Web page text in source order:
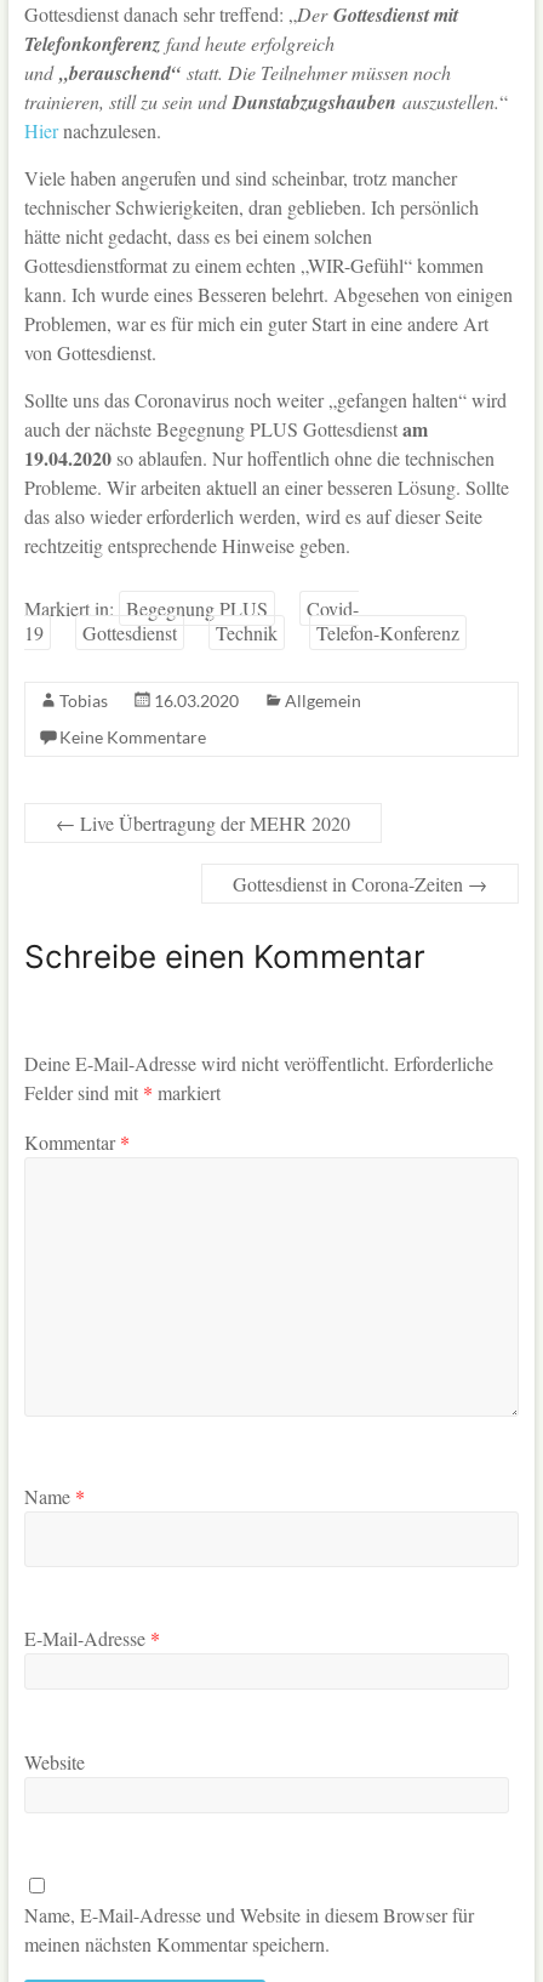
Gottesdienst danach sehr treffend: „DerGottesdienst mit
Telefonkonferenzfand heute erfolgreich
und„berauschend“statt. Die Teilnehmer müssen noch
trainieren, still zu sein undDunstabzugshauben auszustellen.“
Hiernachzulesen.
Viele haben angerufen und sind scheinbar, trotz mancher
technischer Schwierigkeiten, dran geblieben. Ich persönlich
hätte nicht gedacht, dass es bei einem solchen
Gottesdienstformat zu einem echten „WIR-Gefühl“ kommen
kann. Ich wurde eines Besseren belehrt. Abgesehen von einigen
Problemen, war es für mich ein guter Start in eine andere Art
von Gottesdienst.
Sollte uns das Coronavirus noch weiter „gefangen halten“ wird
auch der nächste Begegnung PLUS Gottesdienstam
19.04.2020so ablaufen. Nur hoffentlich ohne die technischen
Probleme. Wir arbeiten aktuell an einer besseren Lösung. Sollte
das also wieder erforderlich werden, wird es auf dieser Seite
rechtzeitig entsprechende Hinweise geben.
Markiert in: Begegnung PLUS
Covid-
19
Gottesdienst Technik Telefon-Konferenz
Tobias 16.03.2020
Allgemein
Keine Kommentare
← Live Übertragung der MEHR 2020
Gottesdienst in Corona-Zeiten →
Schreibe einen Kommentar
Deine E-Mail-Adresse wird nicht veröffentlicht. Erforderliche
Felder sind mit * markiert
Kommentar*
Name *
E-Mail-Adresse *
Website
Name, E-Mail-Adresse und Website in diesem Browser für
meinen nächsten Kommentar speichern.